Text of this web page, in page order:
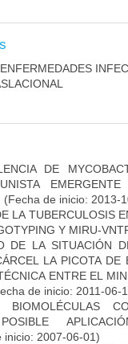
DE
(Fecha de inicio: 2013-
LA TUBERCULOSIS
Y MIRU-
DE LA SITUACIÓN
LA PICOTA DE
ENTRE EL
de inicio: 2011-06-
inicio: 2007-06-01)